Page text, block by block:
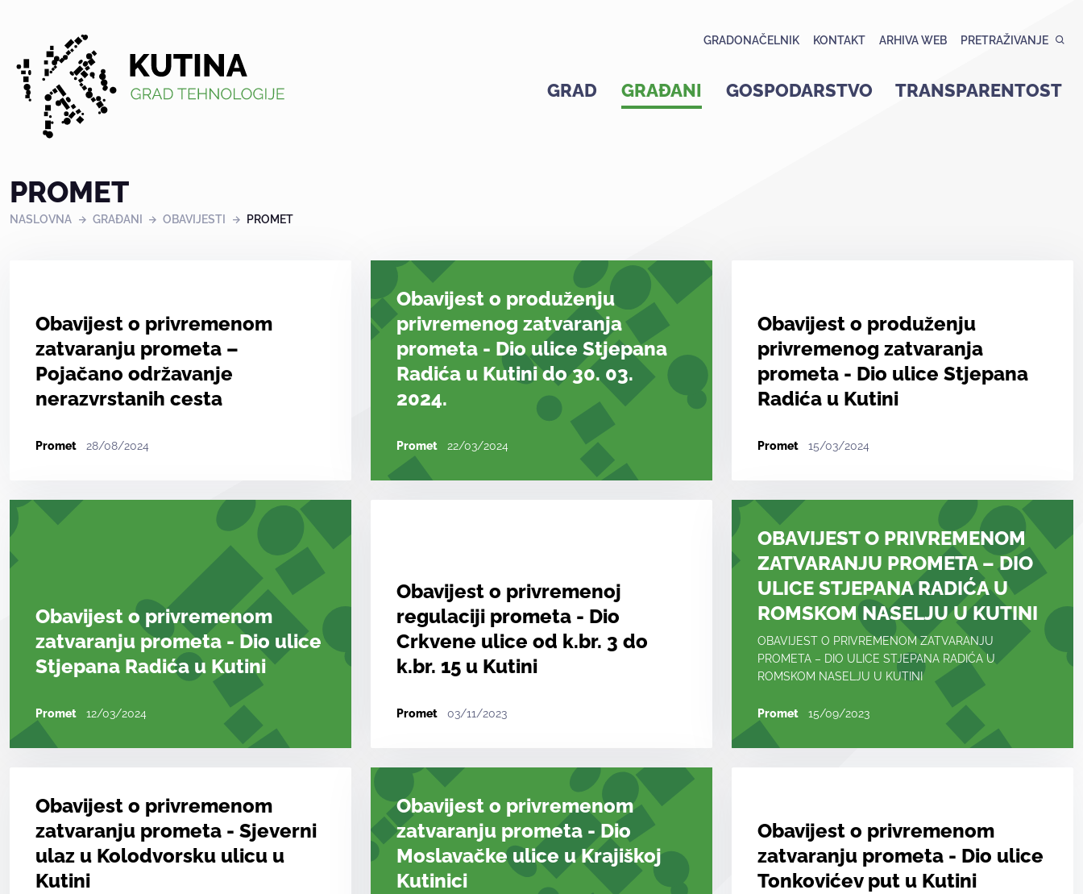
Kutina
GRADONAČELNIK KONTAKT ARHIVA WEB PRETRAŽIVANJE
GRAD GRAĐANI GOSPODARSTVO TRANSPARENTOST
PROMET
NASLOVNA GRAĐANI OBAVIJESTI PROMET
Obavijest o privremenom
zatvaranju prometa –
Pojačano održavanje
nerazvrstanih cesta
Promet 28/08/2024
Obavijest o produženju
privremenog zatvaranja
prometa - Dio ulice Stjepana
Radića u Kutini do 30. 03.
2024.
Promet 22/03/2024
Obavijest o produženju
privremenog zatvaranja
prometa - Dio ulice Stjepana
Radića u Kutini
Promet 15/03/2024
Obavijest o privremenom
zatvaranju prometa - Dio ulice
Stjepana Radića u Kutini
Promet 12/03/2024
Obavijest o privremenoj
regulaciji prometa - Dio
Crkvene ulice od k.br. 3 do
k.br. 15 u Kutini
Promet 03/11/2023
OBAVIJEST O PRIVREMENOM
ZATVARANJU PROMETA – DIO
ULICE STJEPANA RADIĆA U
ROMSKOM NASELJU U KUTINI
OBAVIJEST O PRIVREMENOM ZATVARANJU
PROMETA – DIO ULICE STJEPANA RADIĆA U
ROMSKOM NASELJU U KUTINI
Promet 15/09/2023
Obavijest o privremenom
zatvaranju prometa - Sjeverni
ulaz u Kolodvorsku ulicu u
Kutini
Obavijest o privremenom
zatvaranju prometa - Dio
Moslavačke ulice u Krajiškoj
Kutinici
Obavijest o privremenom
zatvaranju prometa - Dio ulice
Tonkovićev put u Kutini